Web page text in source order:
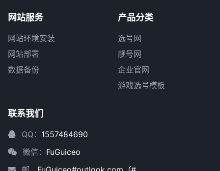
网站服务
网站环境安装
网站部署
数据备份
产品分类
选号网
靓号网
企业官网
游戏选号模板
联系我们
QQ： 1557484690
微信： FuGuiceo